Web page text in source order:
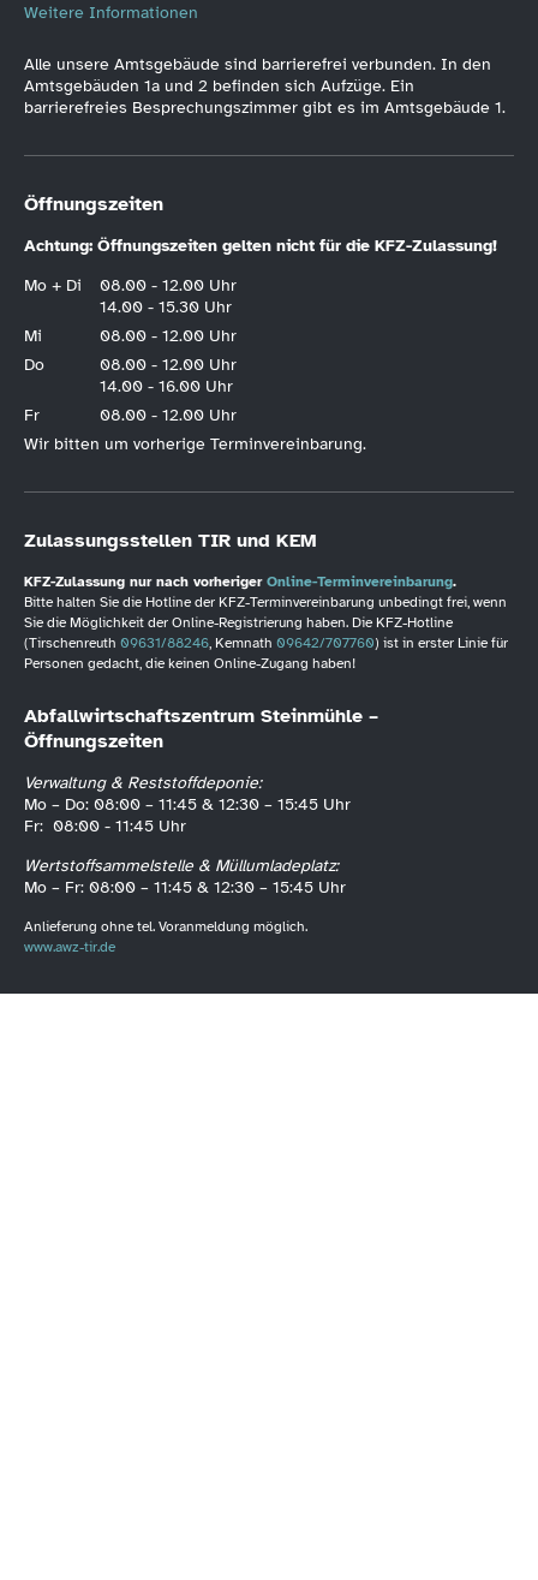
Weitere Informationen
Alle unsere Amtsgebäude sind barrierefrei verbunden. In den
Amtsgebäuden 1a und 2 befinden sich Aufzüge. Ein
barrierefreies Besprechungszimmer gibt es im Amtsgebäude 1.
Öffnungszeiten
Achtung: Öffnungszeiten gelten nicht für die KFZ-Zulassung!
Mo + Di
08.00 - 12.00 Uhr
14.00 - 15.30 Uhr
Mi
08.00 - 12.00 Uhr
Do
08.00 - 12.00 Uhr
14.00 - 16.00 Uhr
Fr
08.00 - 12.00 Uhr
Wir bitten um vorherige Terminvereinbarung.
Zulassungsstellen TIR und KEM
KFZ-Zulassung nur nach vorheriger Online-Terminvereinbarung.
Bitte halten Sie die Hotline der KFZ-Terminvereinbarung unbedingt frei, wenn
Sie die Möglichkeit der Online-Registrierung haben. Die KFZ-Hotline
(Tirschenreuth 09631/88246, Kemnath 09642/707760) ist in erster Linie für
Personen gedacht, die keinen Online-Zugang haben!
Abfallwirtschaftszentrum Steinmühle –
Öffnungszeiten
Verwaltung & Reststoffdeponie:
Mo – Do: 08:00 – 11:45 & 12:30 – 15:45 Uhr
Fr: 08:00 - 11:45 Uhr
Wertstoffsammelstelle & Müllumladeplatz:
Mo – Fr: 08:00 – 11:45 & 12:30 – 15:45 Uhr
Anlieferung ohne tel. Voranmeldung möglich.
www.awz-tir.de